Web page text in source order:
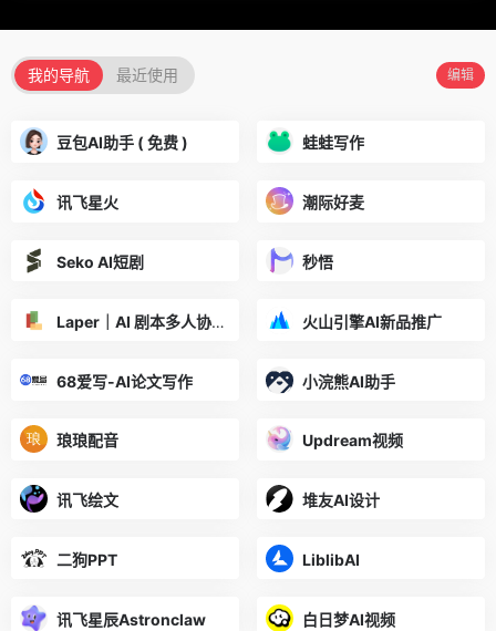
我的导航 最近使用 编辑
豆包AI助手 ( 免费 ) 蛙蛙写作
讯飞星火 潮际好麦
Seko AI短剧 秒悟
Laper｜AI 剧本多人协作平台 火山引擎AI新品推广
68爱写-AI论文写作 小浣熊AI助手
琅琅配音 Updream视频
讯飞绘文 堆友AI设计
二狗PPT LiblibAI
讯飞星辰Astronclaw 白日梦AI视频